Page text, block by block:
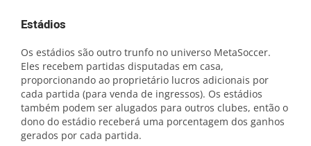
Estádios
Os estádios são outro trunfo no universo MetaSoccer.
Eles recebem partidas disputadas em casa,
proporcionando ao proprietário lucros adicionais por
cada partida (para venda de ingressos). Os estádios
também podem ser alugados para outros clubes, então o
dono do estádio receberá uma porcentagem dos ganhos
gerados por cada partida.